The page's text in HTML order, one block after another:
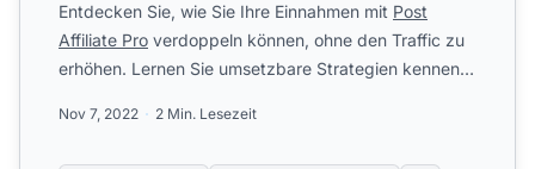
Entdecken Sie, wie Sie Ihre Einnahmen mit Post
Affiliate Pro verdoppeln können, ohne den Traffic zu
erhöhen. Lernen Sie umsetzbare Strategien kennen,
Nov 7, 2022 2 Min. Lesezeit